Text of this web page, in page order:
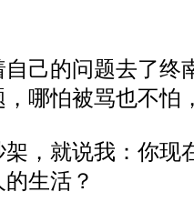
自己的问题去了终
哪怕被骂也不怕
， 就说我 ：你现
的生活 ？